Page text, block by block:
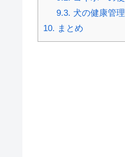
9.3. 犬の健康管
10. まとめ